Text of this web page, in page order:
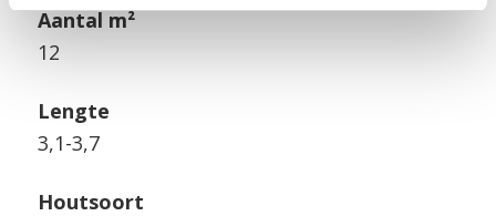
Aantal m²
12
Lengte
3,1-3,7
Houtsoort